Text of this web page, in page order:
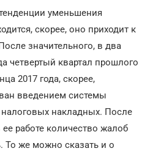
уменьшения
скорее, оно приходит к
значительного, в два
четвертый квартал прошлого
2017 года, скорее,
введением системы
налоговых накладных. После
работе количество жалоб
То же можно сказать и о